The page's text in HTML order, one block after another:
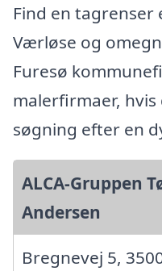
Find en
Værløse og
Furesø
malerfirmaer,
søgning efter en
ALCA-Gruppen
Andersen
Bregnevej 5,